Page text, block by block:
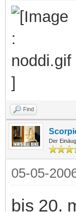
Find
Der
05-05-
bis 20.